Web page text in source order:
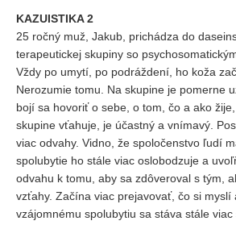
KAZUISTIKA 2
25 ročný muž, Jakub, prichádza do
terapeutickej skupiny so
Vždy po umytí, po podráždení, ho koža
Nerozumie tomu. Na skupine je pomerne
bojí sa hovoriť o sebe, o tom, čo a ako
skupine vťahuje, je účastný a vnímavý.
viac odvahy. Vidno, že spoločenstvo ľudí
spolubytie ho stále viac oslobodzuje a
odvahu k tomu, aby sa zdôveroval s tým,
vzťahy. Začína viac prejavovať, čo si myslí
vzájomnému spolubytiu sa stáva stále